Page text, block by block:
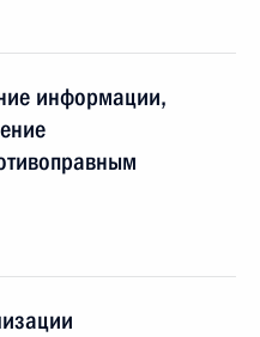
информации,